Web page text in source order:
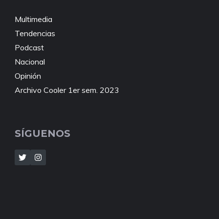
Multimedia
Tendencias
Podcast
Nacional
Opinión
Archivo Cooler 1er sem. 2023
SÍGUENOS